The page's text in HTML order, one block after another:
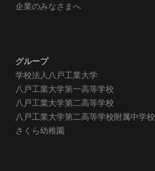
企業のみなさまへ
グループ
学校法人八戸工業大学
八戸工業大学第一高等学校
八戸工業大学第二高等学校
八戸工業大学第二高等学校附属中学校
さくら幼稚園